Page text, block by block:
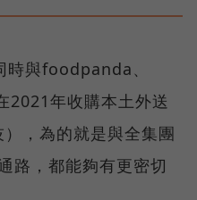
時與foodpanda、
2021年收購本土外送
，為的就是與全集團
路，都能夠有更密切